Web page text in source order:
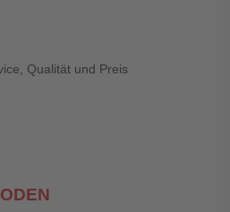
Qualität und Preis